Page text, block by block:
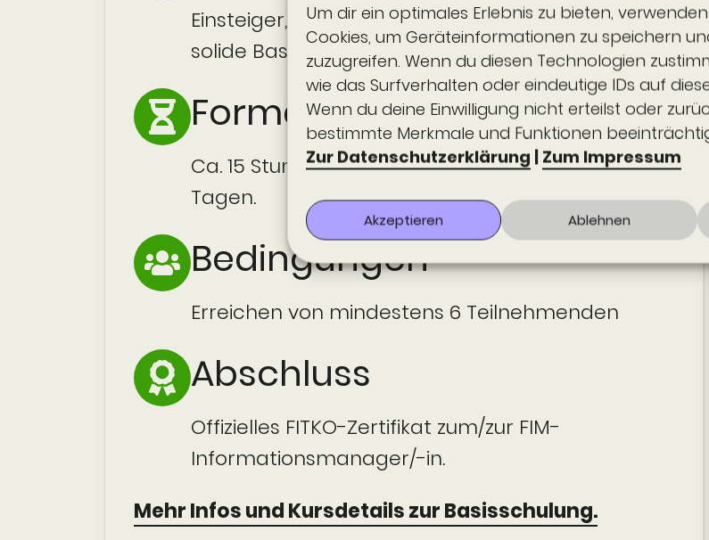
Um dir ein optimales Erlebnis zu bieten,
Cookies, um Geräteinformationen zu speichern
zuzugreifen. Wenn du diesen Technologien
wie das Surfverhalten oder eindeutige IDs auf
Wenn du deine Einwilligung nicht erteilst oder
bestimmte Merkmale und Funktionen
Zur Datenschutzerklärung | Zum Impressum
Akzeptieren Ablehnen
Einsteiger, Projekt­mitglieder und alle, die eine
solide Basis brauchen.
Format
Ca. 15 Stunden an zwei ganzen oder drei halben
Tagen.
Bedingungen
Erreichen von mindestens 6 Teilnehmenden
Abschluss
Offizielles FITKO-Zertifikat zum/zur FIM-
Informations­manager/-in.
Mehr Infos und Kursdetails zur Basis­schulung.